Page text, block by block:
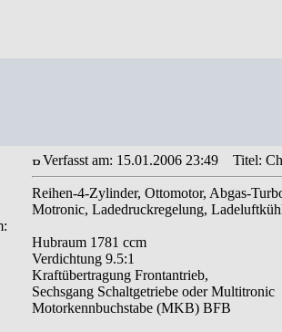
Verfasst am: 15.01.2006 23:49 Titel:
Reihen-4-Zylinder, Ottomotor, Abgas-
Motronic, Ladedruckregelung,
Hubraum 1781 ccm
Verdichtung 9.5:1
Kraftübertragung Frontantrieb,
Sechsgang Schaltgetriebe oder Multitronic
Motorkennbuchstabe (MKB) BFB